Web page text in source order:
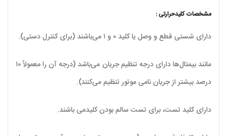
مشخصات کلیدحرارتی :
دارای شستی قطع و وصل یا کلید ۰ و ۱ می‌باشند (برای کنترل دستی).
مانند بیمتال‌ها دارای درجه تنظیم جریان می‌باشد (درجه آن را معمولاً ۱۰
درصد بیشتر از جریان نامی موتور تنظیم می‌کنند).
دارای کلید تست، برای تست سالم بودن کلیدمی باشند.